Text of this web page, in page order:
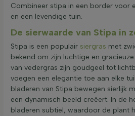
Combineer stipa in een border voor
en een levendige tuin.
De sierwaarde van Stipa in
Stipa is een populair siergras met
bekend om zijn luchtige en
van vedergras zijn goudgeel tot
voegen een elegantie toe aan elke
bladeren van Stipa bewegen sierlijk
een dynamisch beeld creëert. In de
bladeren subtiel, waardoor de plant